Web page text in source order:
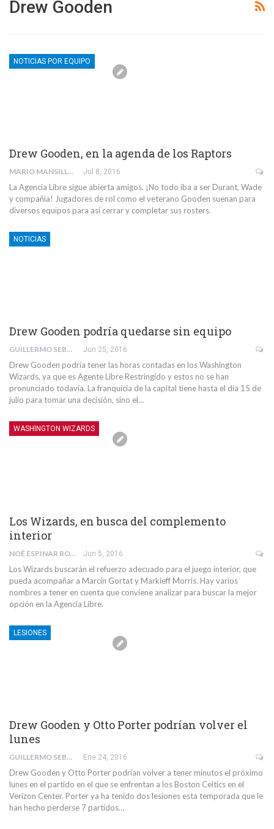
Drew Gooden
NOTICIAS POR EQUIPO
Drew Gooden, en la agenda de los Raptors
MARIO MANSILLA Jul 8, 2016
La Agencia Libre sigue abierta amigos. ¡No todo iba a ser Durant, Wade
y compañia! Jugadores de rol como el veterano Gooden suenan para
diversos equipos para así cerrar y completar sus rosters.
NOTICIAS
Drew Gooden podría quedarse sin equipo
GUILLERMO SEBASTIÁ BOSCH Jun 25, 2016
Drew Gooden podría tener las horas contadas en los Washington
Wizards, ya que es Agente Libre Restringido y estos no se han
pronunciado todavía. La franquicia de la capital tiene hasta el día 15 de
julio para tomar una decisión, sino el…
WASHINGTON WIZARDS
Los Wizards, en busca del complemento
interior
NOÉ ESPINAR RODRÍGUEZ Jun 5, 2016
Los Wizards buscarán el refuerzo adecuado para el juego interior, que
pueda acompañar a Marcin Gortat y Markieff Morris. Hay varios
nombres a tener en cuenta que conviene analizar para buscar la mejor
opción en la Agencia Libre.
LESIONES
Drew Gooden y Otto Porter podrían volver el
lunes
GUILLERMO SEBASTIÁ BOSCH Ene 24, 2016
Drew Gooden y Otto Porter podrían volver a tener minutos el próximo
lunes en el partido en el que se enfrentan a los Boston Celtics en el
Verizon Center. Porter ya ha tenido dos lesiones esta temporada que le
han hecho perderse 7 partidos…